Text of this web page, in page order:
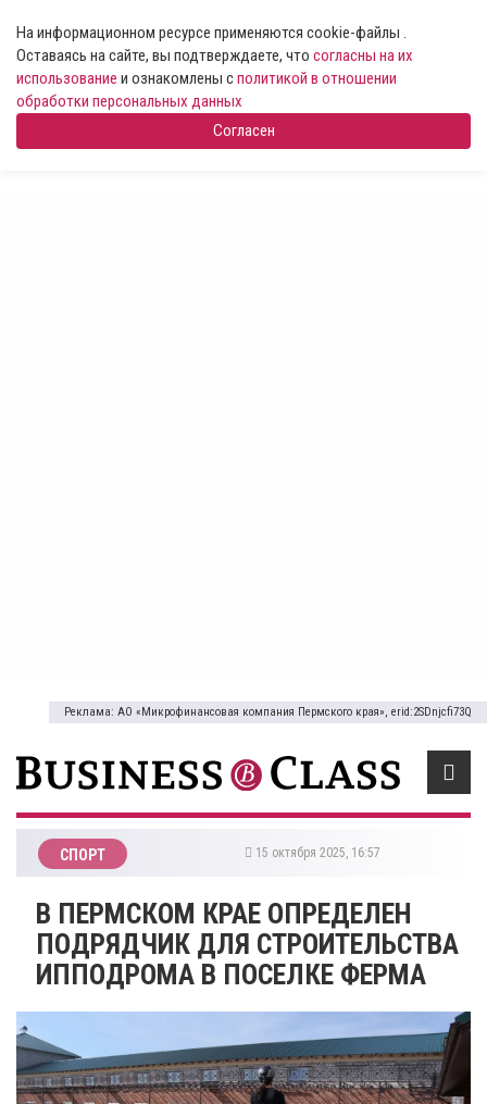
На информационном ресурсе применяются cookie-файлы .
Оставаясь на сайте, вы подтверждаете, что согласны на их
использование и ознакомлены сполитикой в отношении
обработки персональных данных
Согласен
Реклама: АО «Микрофинансовая компания Пермского края», erid:2SDnjcfi73Q
СПОРТ 15 октября 2025, 16:57
В ПЕРМСКОМ КРАЕ ОПРЕДЕЛЕН
ПОДРЯДЧИК ДЛЯ СТРОИТЕЛЬСТВА
ИППОДРОМА В ПОСЕЛКЕ ФЕРМА